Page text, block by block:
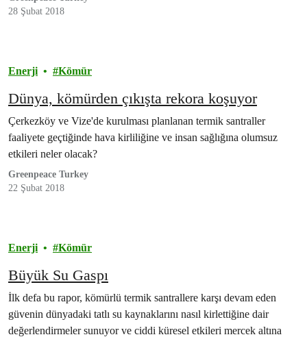
28 Şubat 2018
Enerji Kömür
Dünya, kömürden çıkışta rekora koşuyor
Çerkezköy ve Vize'de kurulması planlanan termik santraller
faaliyete geçtiğinde hava kirliliğine ve insan sağlığına olumsuz
etkileri neler olacak?
Greenpeace Turkey
22 Şubat 2018
Enerji Kömür
Büyük Su Gaspı
İlk defa bu rapor, kömürlü termik santrallere karşı devam eden
güvenin dünyadaki tatlı su kaynaklarını nasıl kirlettiğine dair
değerlendirmeler sunuyor ve ciddi küresel etkileri mercek altına